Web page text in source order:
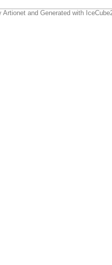
Artionet and Generated with